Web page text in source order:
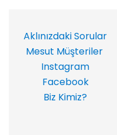
Aklınızdaki Sorular
Mesut Müşteriler
Instagram
Facebook
Biz Kimiz?